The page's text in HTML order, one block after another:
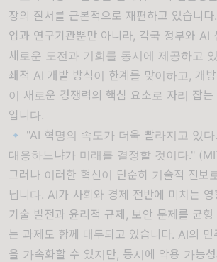
장의 질서를 근본적으로 재편하고 있습니
업과 연구기관뿐만 아니라, 각국 정부와 AI
새로운 도전과 기회를 동시에 제공하고
쇄적 AI 개발 방식이 한계를 맞이하고, 개
이 새로운 경쟁력의 핵심 요소로 자리 잡
입니다.
🔹 "AI 혁명의 속도가 더욱 빨라지고 있
대응하느냐가 미래를 결정할 것이다."
그러나 이러한 혁신이 단순히 기술적 진보
닙니다. AI가 사회와 경제 전반에 미치는
기술 발전과 윤리적 규제, 보안 문제를 균
는 과제도 함께 대두되고 있습니다. AI의
을 가속화할 수 있지만, 동시에 악용 가능